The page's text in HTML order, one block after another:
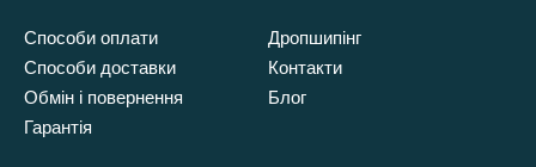
Способи оплати
Способи доставки
Обмін і повернення
Гарантія
Дропшипінг
Контакти
Блог